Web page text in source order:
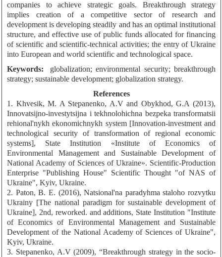
companies to achieve strategic goals. Breakthrough strategy
implies creation of a competitive sector of research and
development is developing steadily and has an optimal institutional
structure, and effective use of public funds allocated for financing
of scientific and scientific-technical activities; the entry of Ukraine
into European and world scientific and technological space.
Keywords:
globalization; environmental security; breakthrough
strategy; sustainable development; globalization strategy.
References
1. Khvesik, M. A Stepanenko, A.V and Obykhod, G.A (2013),
Innovatsijno-investytsijna i tekhnolohichna bezpeka transformatsii
rehional'nykh ekonomichnykh system [Innovation-investment and
technological security of transformation of regional economic
systems], State Institution «Institute of Economics of
Environmental Management and Sustainable Development of
National Academy of Sciences of Ukraine». Scientific-Production
Enterprise "Publishing House" Scientific Thought "of NAS of
Ukraine", Kyiv, Ukraine.
2. Paton, B. E. (2016), Natsional'na paradyhma staloho rozvytku
Ukrainy [The national paradigm for sustainable development of
Ukraine], 2nd, reworked. and additions, State Institution "Institute
of Economics of Environmental Management and Sustainable
Development of the National Academy of Sciences of Ukraine",
Kyiv, Ukraine.
3. Stepanenko, A.V (2009), “Breakthrough strategy in the socio-